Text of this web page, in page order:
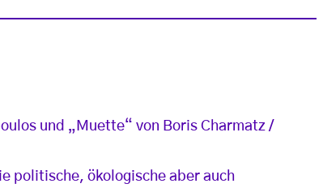
und „Muette“ von Boris Charmatz /
politische, ökologische aber auch